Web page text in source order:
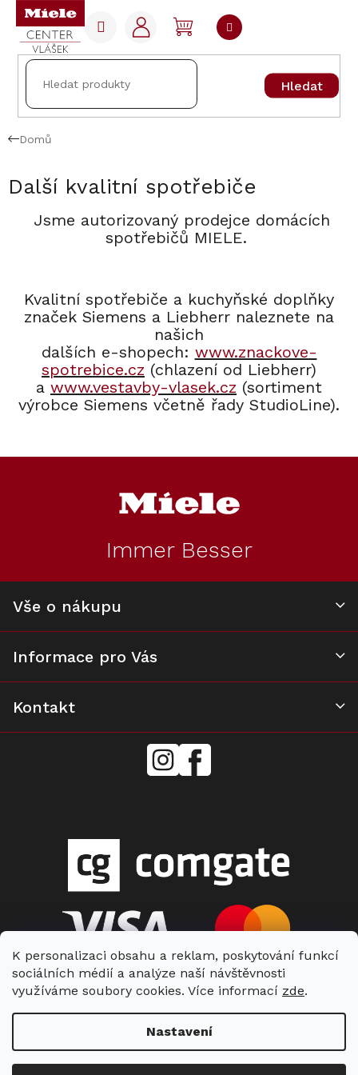
K personalizaci obsahu a reklam, poskytování funkcí
sociálních médií a analýze naší návštěvnosti
využíváme soubory cookies. Více informací zde.
Nastavení
Přejít
obsah
Hledat
NÁKUPNÍ
KOŠÍK
Domů
Další kvalitní spotřebiče
Jsme autorizovaný prodejce domácích
spotřebičů MIELE.
Kvalitní spotřebiče a kuchyňské doplňky
značek Siemens a Liebherr naleznete na
našich
dalších e-shopech: www.znackove-
spotrebice.cz (chlazení od Liebherr)
a www.vestavby-vlasek.cz (sortiment
výrobce Siemens včetně řady StudioLine).
Immer Besser
Vše o nákupu
Informace pro Vás
Kontakt
mielecentervlasek
Miele
Center
Copyright 2026Miele Center Vlášek. Všechna práva vyhrazena.